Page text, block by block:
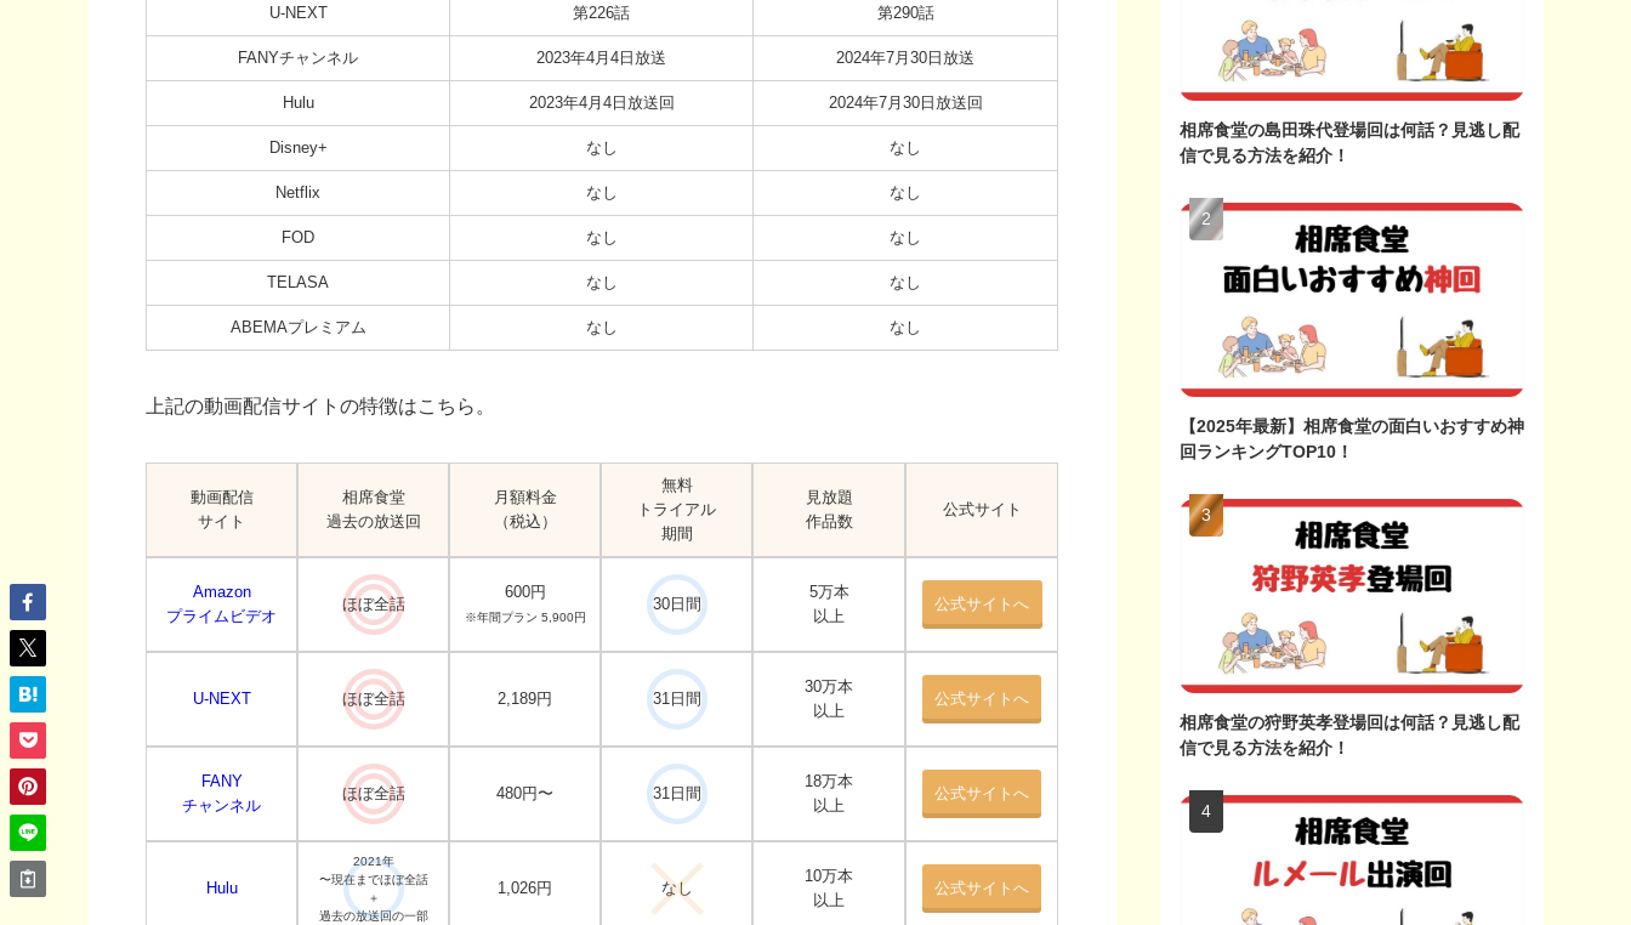
U-NEXT 第226話 第290話
FANYチャンネル 2023年4月4日放送 2024年7月30日放送
Hulu 2023年4月4日放送回 2024年7月30日放送回
Disney+ なし なし
Netflix なし なし
FOD なし なし
TELASA なし なし
ABEMAプレミアム なし なし
上記の動画配信サイトの特徴はこちら。
動画配信
サイト
相席食堂
過去の放送回
月額料金
（税込）
無料
トライアル
期間
見放題
作品数
公式サイト
Amazon
プライムビデオ
ほぼ全話
600円
※年間プラン 5,900円
30日間
5万本
以上
公式サイトへ
U-NEXT ほぼ全話 2,189円 31日間
30万本
以上
公式サイトへ
FANY
チャンネル
ほぼ全話 480円〜 31日間
18万本
以上
公式サイトへ
Hulu
2021年
〜現在までほぼ全話
＋
過去の放送回の一部
1,026円 なし
10万本
以上
公式サイトへ
相席食堂の島田珠代登場回は何話？見逃し配
信で見る方法を紹介！
【2025年最新】相席食堂の面白いおすすめ神
回ランキングTOP10！
相席食堂の狩野英孝登場回は何話？見逃し配
信で見る方法を紹介！